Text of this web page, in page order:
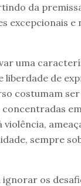
da
excepcionais e
uma
de
costumam ser
concentradas
sempre
ignorar os